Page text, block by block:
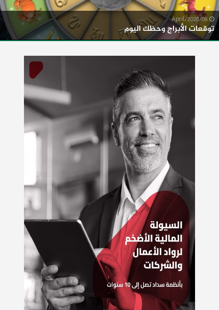
توقعات الأبراج وحظك اليوم